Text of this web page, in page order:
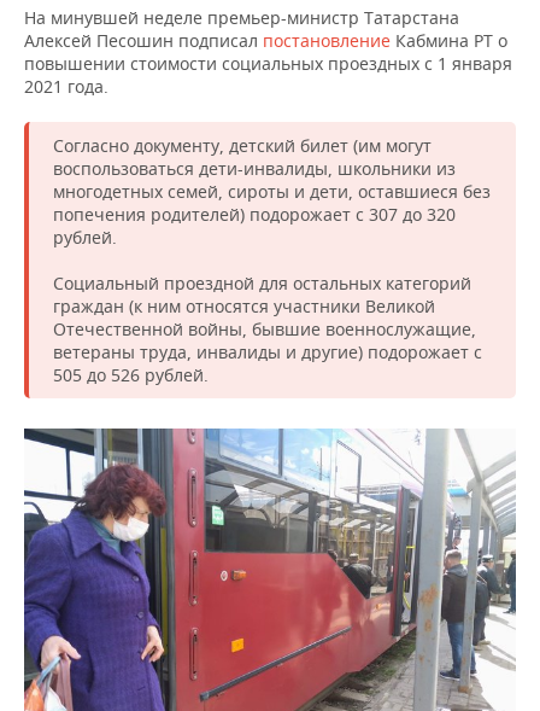
На минувшей неделе премьер-министр Татарстана
Алексей Песошин подписал постановление Кабмина РТ о
повышении стоимости социальных проездных с 1 января
2021 года.
Согласно документу, детский билет (им могут
воспользоваться дети-инвалиды, школьники из
многодетных семей, сироты и дети, оставшиеся без
попечения родителей) подорожает с 307 до 320
рублей.
Социальный проездной для остальных категорий
граждан (к ним относятся участники Великой
Отечественной войны, бывшие военнослужащие,
ветераны труда, инвалиды и другие) подорожает с
505 до 526 рублей.